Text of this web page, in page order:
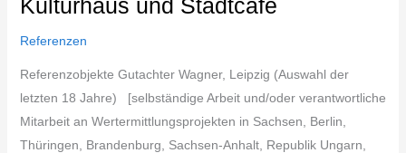
Kulturhaus und Stadtcafe
Referenzen
Referenzobjekte Gutachter Wagner, Leipzig (Auswahl der
letzten 18 Jahre) [selbständige Arbeit und/oder verantwortliche
Mitarbeit an Wertermittlungsprojekten in Sachsen, Berlin,
Thüringen, Brandenburg, Sachsen-Anhalt, Republik Ungarn,